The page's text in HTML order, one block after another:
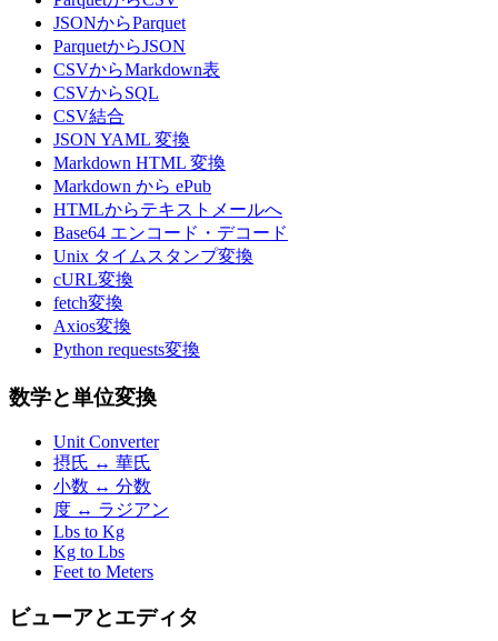
JSONからParquet
ParquetからJSON
CSVからMarkdown表
CSVからSQL
CSV結合
JSON YAML 変換
Markdown HTML 変換
Markdown から ePub
HTMLからテキストメールへ
Base64 エンコード・デコード
Unix タイムスタンプ変換
cURL変換
fetch変換
Axios変換
Python requests変換
数学と単位変換
Unit Converter
摂氏 ↔ 華氏
小数 ↔ 分数
度 ↔ ラジアン
Lbs to Kg
Kg to Lbs
Feet to Meters
ビューアとエディタ